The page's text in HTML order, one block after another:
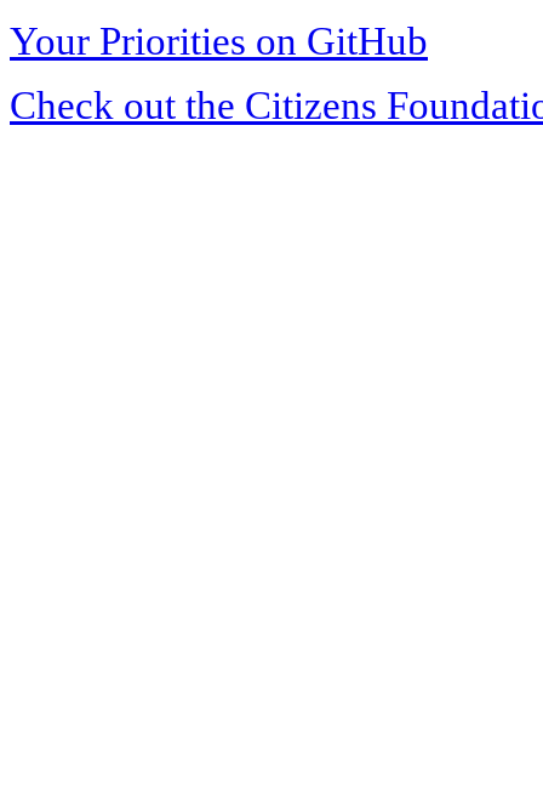
Your Priorities on GitHub
Check out the Citizens